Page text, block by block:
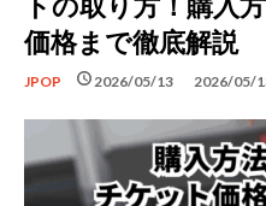
価格まで徹底解説
JPOP schedule 2026/05/13
schedule 2026/05/